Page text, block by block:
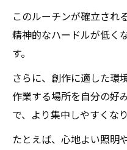
このルーチンが確立され
精神的なハードルが低く
す。
さらに、創作に適した環
作業する場所を自分の好
で、より集中しやすくなり
たとえば、心地よい照明